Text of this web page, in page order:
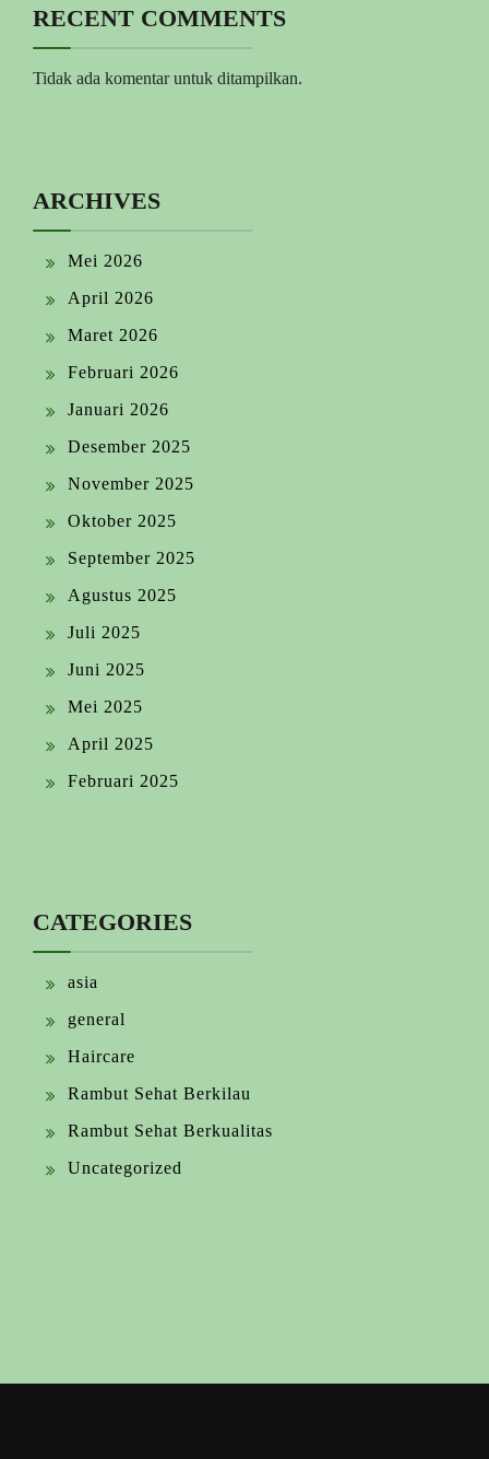
RECENT COMMENTS
Tidak ada komentar untuk ditampilkan.
ARCHIVES
Mei 2026
April 2026
Maret 2026
Februari 2026
Januari 2026
Desember 2025
November 2025
Oktober 2025
September 2025
Agustus 2025
Juli 2025
Juni 2025
Mei 2025
April 2025
Februari 2025
CATEGORIES
asia
general
Haircare
Rambut Sehat Berkilau
Rambut Sehat Berkualitas
Uncategorized